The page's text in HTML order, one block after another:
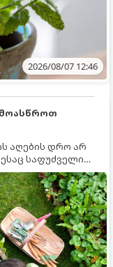
2026/08/07 12:46
მოასწროთ
აღების დრო არ
საფუძველი
მზადდება
რომ
5
მოასწროთ: